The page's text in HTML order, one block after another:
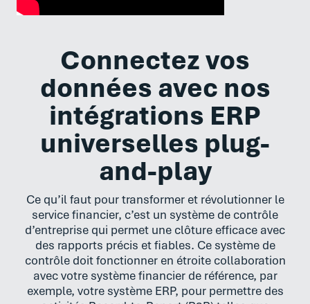
Connectez vos
données avec nos
intégrations ERP
universelles plug-
and-play
Ce qu’il faut pour transformer et révolutionner le
service financier, c’est un système de contrôle
d’entreprise qui permet une clôture efficace avec
des rapports précis et fiables. Ce système de
contrôle doit fonctionner en étroite collaboration
avec votre système financier de référence, par
exemple, votre système ERP, pour permettre des